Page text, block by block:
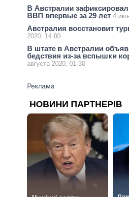
В Австралии
ВВП впервые за 29 лет 4
Австралия восстановит
2020, 14:00
В штате в Австралии
бедствия из-за вспышки
августа 2020, 01:30